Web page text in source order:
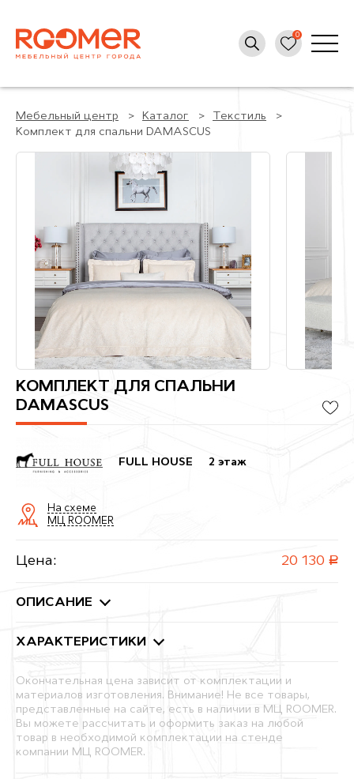
Мебельный центр Каталог
Текстиль
Комплект для спальни DAMASCUS
КОМПЛЕКТ ДЛЯ СПАЛЬНИ
DAMASCUS
FULL HOUSE 2 этаж
На схеме
МЦ ROOMER
Цена: 20 130 руб.
ОПИСАНИЕ
ХАРАКТЕРИСТИКИ
Окончательная цена зависит от комплектации и
материалов изготовления. Внимание! Не все товары,
представленные на сайте, есть в наличии в МЦ ROOMER.
Вы можете рассчитать и оформить заказ на любой
товар в необходимой комплектации на стенде
компании МЦ ROOMER.